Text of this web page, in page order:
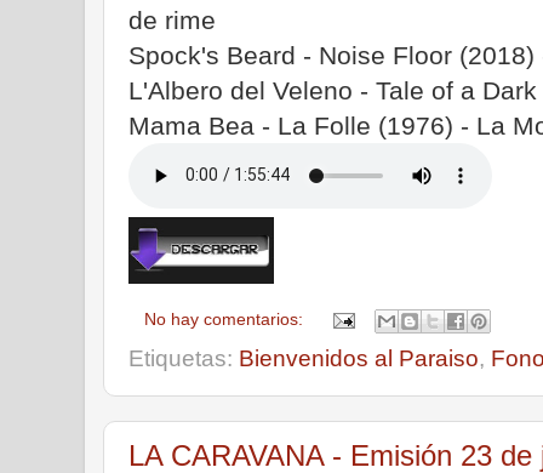
de rime
Spock's Beard - Noise Floor
L'Albero del Veleno - Tale of a
Mama Bea - La Folle (1976) - La
No hay comentarios:
Etiquetas: Bienvenidos al Paraiso,
LA CARAVANA - Emisión 23